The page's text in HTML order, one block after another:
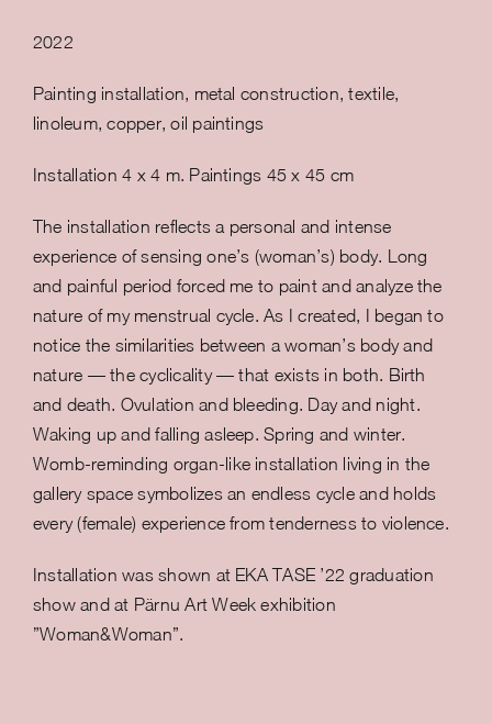
2022
Painting installation, metal construction, textile,
linoleum, copper, oil paintings
Installation 4 x 4 m. Paintings 45 x 45 cm
The installation reflects a personal and intense
experience of sensing one’s (woman’s) body. Long
and painful period forced me to paint and analyze the
nature of my menstrual cycle. As I created, I began to
notice the similarities between a woman’s body and
nature — the cyclicality — that exists in both. Birth
and death. Ovulation and bleeding. Day and night.
Waking up and falling asleep. Spring and winter.
Womb-reminding organ-like installation living in the
gallery space symbolizes an endless cycle and holds
every (female) experience from tenderness to violence.
Installation was shown at EKA TASE ’22 graduation
show and at Pärnu Art Week exhibition
”Woman&Woman”.